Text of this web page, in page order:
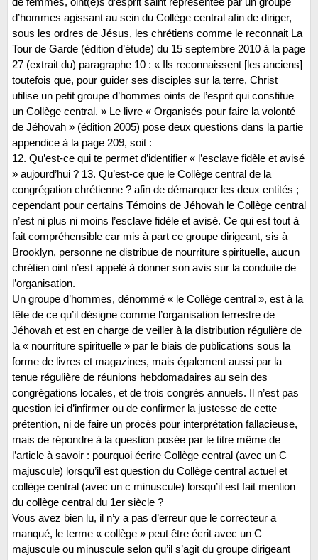
d’hommes agissant au sein du Collège central afin de diriger,
sous les ordres de Jésus, les chrétiens comme le reconnait La
Tour de Garde (édition d’étude) du 15 septembre 2010 à la page
27 (extrait du) paragraphe 10 : « Ils reconnaissent [les anciens]
toutefois que, pour guider ses disciples sur la terre, Christ
utilise un petit groupe d’hommes oints de l’esprit qui constitue
un Collège central. » Le livre « Organisés pour faire la volonté
de Jéhovah » (édition 2005) pose deux questions dans la partie
appendice à la page 209, soit :
12. Qu’est-ce qui te permet d’identifier « l’esclave fidèle et avisé
» aujourd’hui ? 13. Qu’est-ce que le Collège central de la
congrégation chrétienne ? afin de démarquer les deux entités ;
cependant pour certains Témoins de Jéhovah le Collège central
n’est ni plus ni moins l’esclave fidèle et avisé. Ce qui est tout à
fait compréhensible car mis à part ce groupe dirigeant, sis à
Brooklyn, personne ne distribue de nourriture spirituelle, aucun
chrétien oint n’est appelé à donner son avis sur la conduite de
l’organisation.
Un groupe d’hommes, dénommé « le Collège central », est à la
tête de ce qu’il désigne comme l’organisation terrestre de
Jéhovah et est en charge de veiller à la distribution régulière de
la « nourriture spirituelle » par le biais de publications sous la
forme de livres et magazines, mais également aussi par la
tenue régulière de réunions hebdomadaires au sein des
congrégations locales, et de trois congrès annuels. Il n’est pas
question ici d’infirmer ou de confirmer la justesse de cette
prétention, ni de faire un procès pour interprétation fallacieuse,
mais de répondre à la question posée par le titre même de
l’article à savoir : pourquoi écrire Collège central (avec un C
majuscule) lorsqu’il est question du Collège central actuel et
collège central (avec un c minuscule) lorsqu’il est fait mention
du collège central du 1er siècle ?
Vous avez bien lu, il n’y a pas d’erreur que le correcteur a
manqué, le terme « collège » peut être écrit avec un C
majuscule ou minuscule selon qu’il s’agit du groupe dirigeant